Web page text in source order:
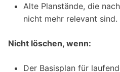
Alte Planstände, die
nicht mehr relevant sind.
Nicht löschen, wenn:
Der Basisplan für